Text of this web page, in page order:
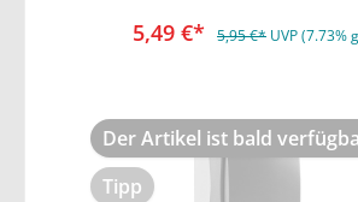
• Wechselschalter 250V~/
gummierte Kabeleinführung •
125x75x55mm • Anordnung:
5,49 €* 5,95 €* UVP (7.73%
Der Artikel ist bald
Tipp